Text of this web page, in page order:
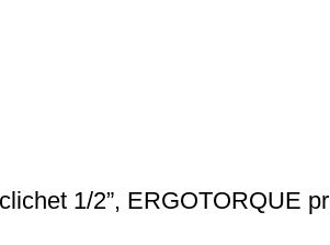
1/2”, ERGOTORQUE